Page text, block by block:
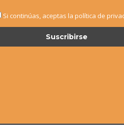
Infantil individual, que estén en
en Madrid los días 13, 14 y
por lo que teniendo en
los jugadores clasificados, han
Si continúas, aceptas la política de